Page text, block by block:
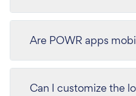
Are POWR apps
Can I customize the